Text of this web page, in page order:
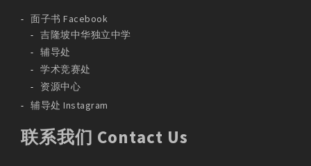
面子书 Facebook
吉隆坡中华独立中学
辅导处
学术竞赛处
资源中心
辅导处 Instagram
联系我们 Contact Us